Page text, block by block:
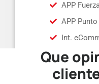
APP
APP
Int.
Que